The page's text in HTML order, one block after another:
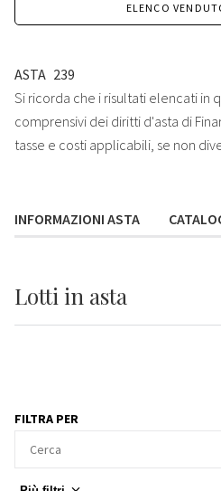
ELENCO
ASTA 239
Si ricorda che i risultati elencati in
comprensivi dei diritti d'asta di
tasse e costi applicabili, se non
INFORMAZIONI ASTA
Lotti in asta
FILTRA PER